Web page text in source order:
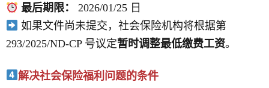
最后期限：
2026/01/25 日
如果文件尚未提交，社会保险机构将根据第
293/2025/ND-CP 号议定暂时调整最低缴费工资。
解决社会保险福利问题的条件